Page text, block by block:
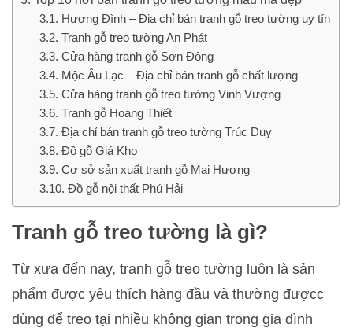
Hương Đình – Địa chỉ bán tranh gỗ treo tường uy tín
Tranh gỗ treo tường An Phát
Cửa hàng tranh gỗ Sơn Đông
Mộc Âu Lạc – Địa chỉ bán tranh gỗ chất lượng
Cửa hàng tranh gỗ treo tường Vinh Vượng
Tranh gỗ Hoàng Thiết
Địa chỉ bán tranh gỗ treo tường Trúc Duy
Đồ gỗ Giá Kho
Cơ sở sản xuất tranh gỗ Mai Hương
Đồ gỗ nội thất Phú Hải
Tranh gỗ treo tường là gì?
Từ xưa đến nay, tranh gỗ treo tường luôn là sản
phẩm được yêu thích hàng đầu và thường đượcc
dùng để treo tại nhiều không gian trong gia đình